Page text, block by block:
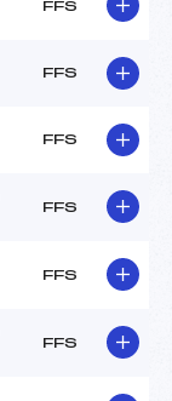
FFS
FFS
FFS
FFS
FFS
FFS